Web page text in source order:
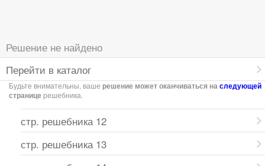
Решение не найдено
Перейти в каталог
Будьте внимательны, ваше решение может оканчиваться наследующей
странице решебника.
стр. решебника 12
стр. решебника 13